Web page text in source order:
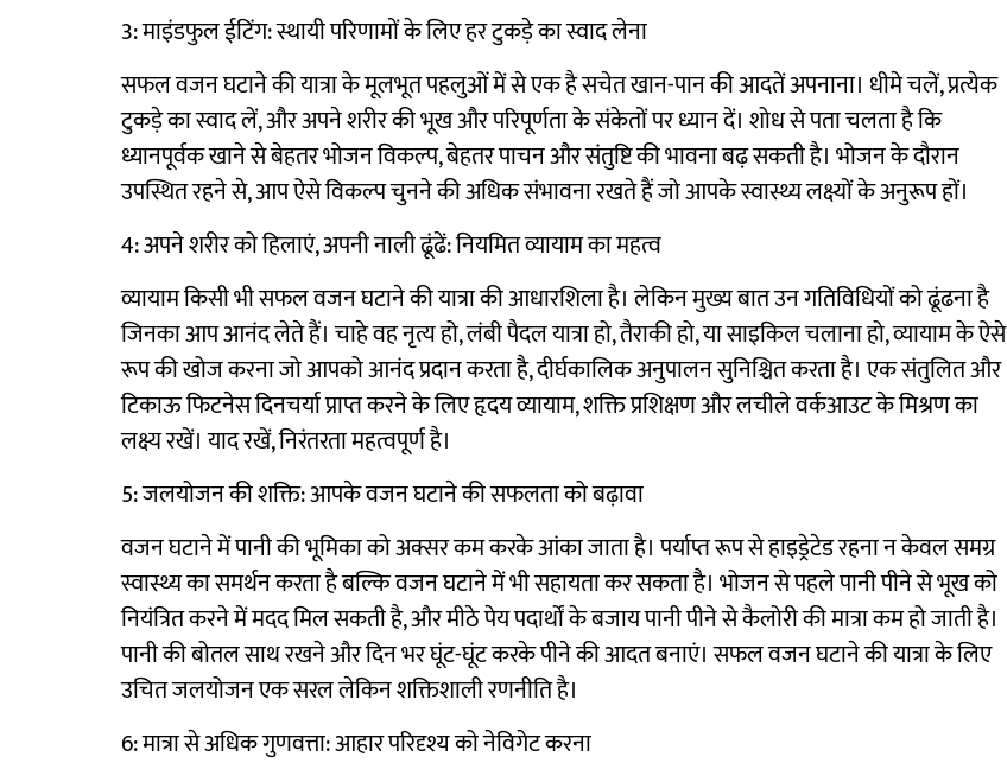
3: माइंडफुल ईटिंग: स्थायी परिणामों के लिए हर टुकड़े का स्वाद लेना
सफल वजन घटाने की यात्रा के मूलभूत पहलुओं में से एक है सचेत खान-पान की आदतें अपनाना। धीमे चलें, प्रत्येक
टुकड़े का स्वाद लें, और अपने शरीर की भूख और परिपूर्णता के संकेतों पर ध्यान दें। शोध से पता चलता है कि
ध्यानपूर्वक खाने से बेहतर भोजन विकल्प, बेहतर पाचन और संतुष्टि की भावना बढ़ सकती है। भोजन के दौरान
उपस्थित रहने से, आप ऐसे विकल्प चुनने की अधिक संभावना रखते हैं जो आपके स्वास्थ्य लक्ष्यों के अनुरूप हों।
4: अपने शरीर को हिलाएं, अपनी नाली ढूंढें: नियमित व्यायाम का महत्व
व्यायाम किसी भी सफल वजन घटाने की यात्रा की आधारशिला है। लेकिन मुख्य बात उन गतिविधियों को ढूंढना है
जिनका आप आनंद लेते हैं। चाहे वह नृत्य हो, लंबी पैदल यात्रा हो, तैराकी हो, या साइकिल चलाना हो, व्यायाम के ऐसे
रूप की खोज करना जो आपको आनंद प्रदान करता है, दीर्घकालिक अनुपालन सुनिश्चित करता है। एक संतुलित और
टिकाऊ फिटनेस दिनचर्या प्राप्त करने के लिए हृदय व्यायाम, शक्ति प्रशिक्षण और लचीले वर्कआउट के मिश्रण का
लक्ष्य रखें। याद रखें, निरंतरता महत्वपूर्ण है।
5: जलयोजन की शक्ति: आपके वजन घटाने की सफलता को बढ़ावा
वजन घटाने में पानी की भूमिका को अक्सर कम करके आंका जाता है। पर्याप्त रूप से हाइड्रेटेड रहना न केवल समग्र
स्वास्थ्य का समर्थन करता है बल्कि वजन घटाने में भी सहायता कर सकता है। भोजन से पहले पानी पीने से भूख को
नियंत्रित करने में मदद मिल सकती है, और मीठे पेय पदार्थों के बजाय पानी पीने से कैलोरी की मात्रा कम हो जाती है।
पानी की बोतल साथ रखने और दिन भर घूंट-घूंट करके पीने की आदत बनाएं। सफल वजन घटाने की यात्रा के लिए
उचित जलयोजन एक सरल लेकिन शक्तिशाली रणनीति है।
6: मात्रा से अधिक गुणवत्ता: आहार परिदृश्य को नेविगेट करना